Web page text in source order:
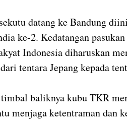
datang ke Bandung
ke-2. Kedatangan
Indonesia diharuskan
tentara Jepang kepada
timbal baliknya kubu TKR
menjaga ketentraman dan